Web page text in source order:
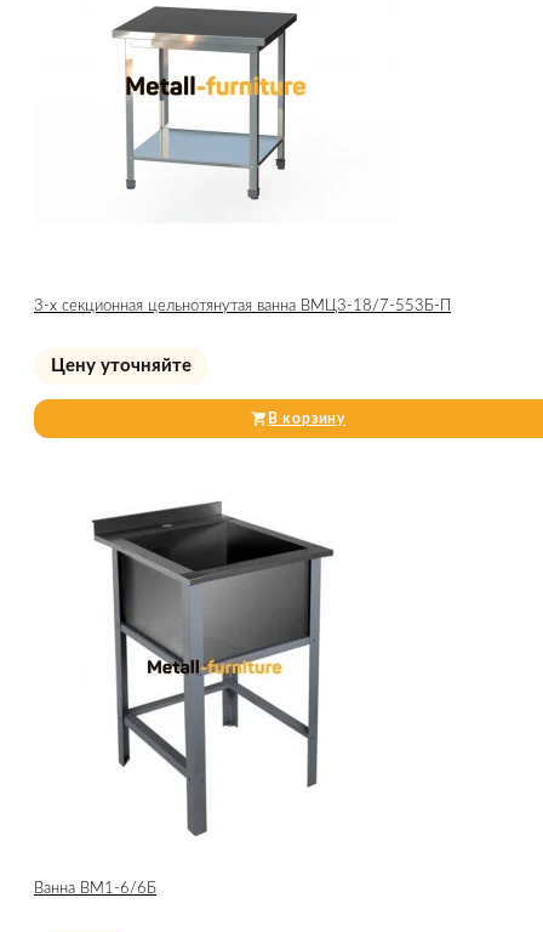
3-х секционная цельнотянутая ванна ВМЦ3-18/7-553Б-П
Цену уточняйте
В корзину
Ванна ВМ1-6/6Б